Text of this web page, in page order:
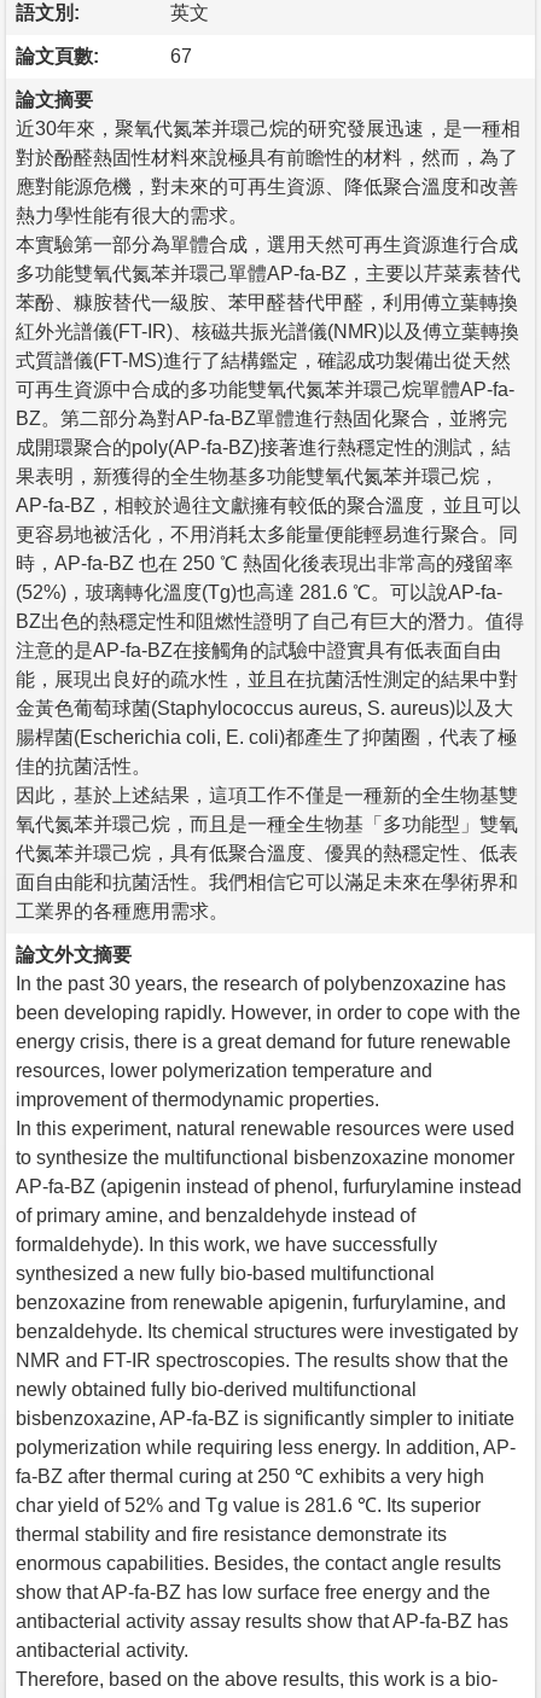
語文別: 英文
論文頁數: 67
論文摘要
近30年來，聚氧代氮苯并環己烷的研究發展迅速，是一種相
對於酚醛熱固性材料來說極具有前瞻性的材料，然而，為了
應對能源危機，對未來的可再生資源、降低聚合溫度和改善
熱力學性能有很大的需求。
本實驗第一部分為單體合成，選用天然可再生資源進行合成
多功能雙氧代氮苯并環己單體AP-fa-BZ，主要以芹菜素替代
苯酚、糠胺替代一級胺、苯甲醛替代甲醛，利用傅立葉轉換
紅外光譜儀(FT-IR)、核磁共振光譜儀(NMR)以及傅立葉轉換
式質譜儀(FT-MS)進行了結構鑑定，確認成功製備出從天然
可再生資源中合成的多功能雙氧代氮苯并環己烷單體AP-fa-
BZ。第二部分為對AP-fa-BZ單體進行熱固化聚合，並將完
成開環聚合的poly(AP-fa-BZ)接著進行熱穩定性的測試，結
果表明，新獲得的全生物基多功能雙氧代氮苯并環己烷，
AP-fa-BZ，相較於過往文獻擁有較低的聚合溫度，並且可以
更容易地被活化，不用消耗太多能量便能輕易進行聚合。同
時，AP-fa-BZ 也在 250 ℃ 熱固化後表現出非常高的殘留率
(52%)，玻璃轉化溫度(Tg)也高達 281.6 ℃。可以說AP-fa-
BZ出色的熱穩定性和阻燃性證明了自己有巨大的潛力。值得
注意的是AP-fa-BZ在接觸角的試驗中證實具有低表面自由
能，展現出良好的疏水性，並且在抗菌活性測定的結果中對
金黃色葡萄球菌(Staphylococcus aureus, S. aureus)以及大
腸桿菌(Escherichia coli, E. coli)都產生了抑菌圈，代表了極
佳的抗菌活性。
因此，基於上述結果，這項工作不僅是一種新的全生物基雙
氧代氮苯并環己烷，而且是一種全生物基「多功能型」雙氧
代氮苯并環己烷，具有低聚合溫度、優異的熱穩定性、低表
面自由能和抗菌活性。我們相信它可以滿足未來在學術界和
工業界的各種應用需求。
論文外文摘要
In the past 30 years, the research of polybenzoxazine has
been developing rapidly. However, in order to cope with the
energy crisis, there is a great demand for future renewable
resources, lower polymerization temperature and
improvement of thermodynamic properties.
In this experiment, natural renewable resources were used
to synthesize the multifunctional bisbenzoxazine monomer
AP-fa-BZ (apigenin instead of phenol, furfurylamine instead
of primary amine, and benzaldehyde instead of
formaldehyde). In this work, we have successfully
synthesized a new fully bio-based multifunctional
benzoxazine from renewable apigenin, furfurylamine, and
benzaldehyde. Its chemical structures were investigated by
NMR and FT-IR spectroscopies. The results show that the
newly obtained fully bio-derived multifunctional
bisbenzoxazine, AP-fa-BZ is significantly simpler to initiate
polymerization while requiring less energy. In addition, AP-
fa-BZ after thermal curing at 250 ℃ exhibits a very high
char yield of 52% and Tg value is 281.6 ℃. Its superior
thermal stability and fire resistance demonstrate its
enormous capabilities. Besides, the contact angle results
show that AP-fa-BZ has low surface free energy and the
antibacterial activity assay results show that AP-fa-BZ has
antibacterial activity.
Therefore, based on the above results, this work is a bio-